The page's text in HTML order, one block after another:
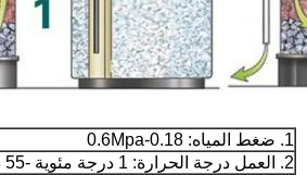
1. ضغط المياه: 0.18-0.6Mpa
2. العمل درجة الحرارة: 1 درجة مئوية -55 درجة مئوية